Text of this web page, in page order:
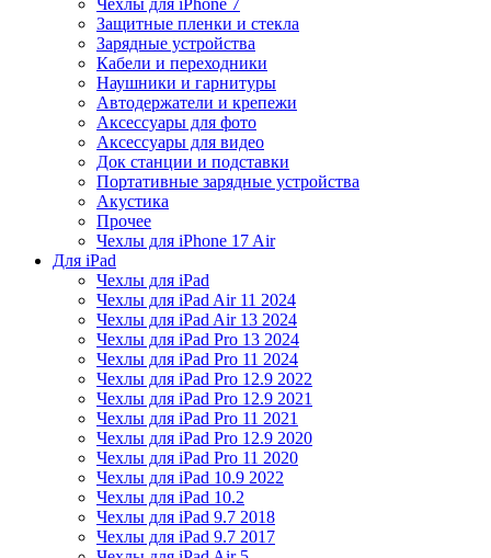
Чехлы для iPhone 7
Защитные пленки и стекла
Зарядные устройства
Кабели и переходники
Наушники и гарнитуры
Автодержатели и крепежи
Аксессуары для фото
Аксессуары для видео
Док станции и подставки
Портативные зарядные устройства
Акустика
Прочее
Чехлы для iPhone 17 Air
Для iPad
Чехлы для iPad
Чехлы для iPad Air 11 2024
Чехлы для iPad Air 13 2024
Чехлы для iPad Pro 13 2024
Чехлы для iPad Pro 11 2024
Чехлы для iPad Pro 12.9 2022
Чехлы для iPad Pro 12.9 2021
Чехлы для iPad Pro 11 2021
Чехлы для iPad Pro 12.9 2020
Чехлы для iPad Pro 11 2020
Чехлы для iPad 10.9 2022
Чехлы для iPad 10.2
Чехлы для iPad 9.7 2018
Чехлы для iPad 9.7 2017